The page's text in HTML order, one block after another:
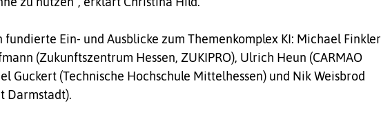
fundierte Ein- und Ausblicke zum Themenkomplex KI: Michael Finkler
(Zukunftszentrum Hessen, ZUKIPRO), Ulrich Heun (CARMAO
Guckert (Technische Hochschule Mittelhessen) und Nik Weisbrod
Darmstadt).